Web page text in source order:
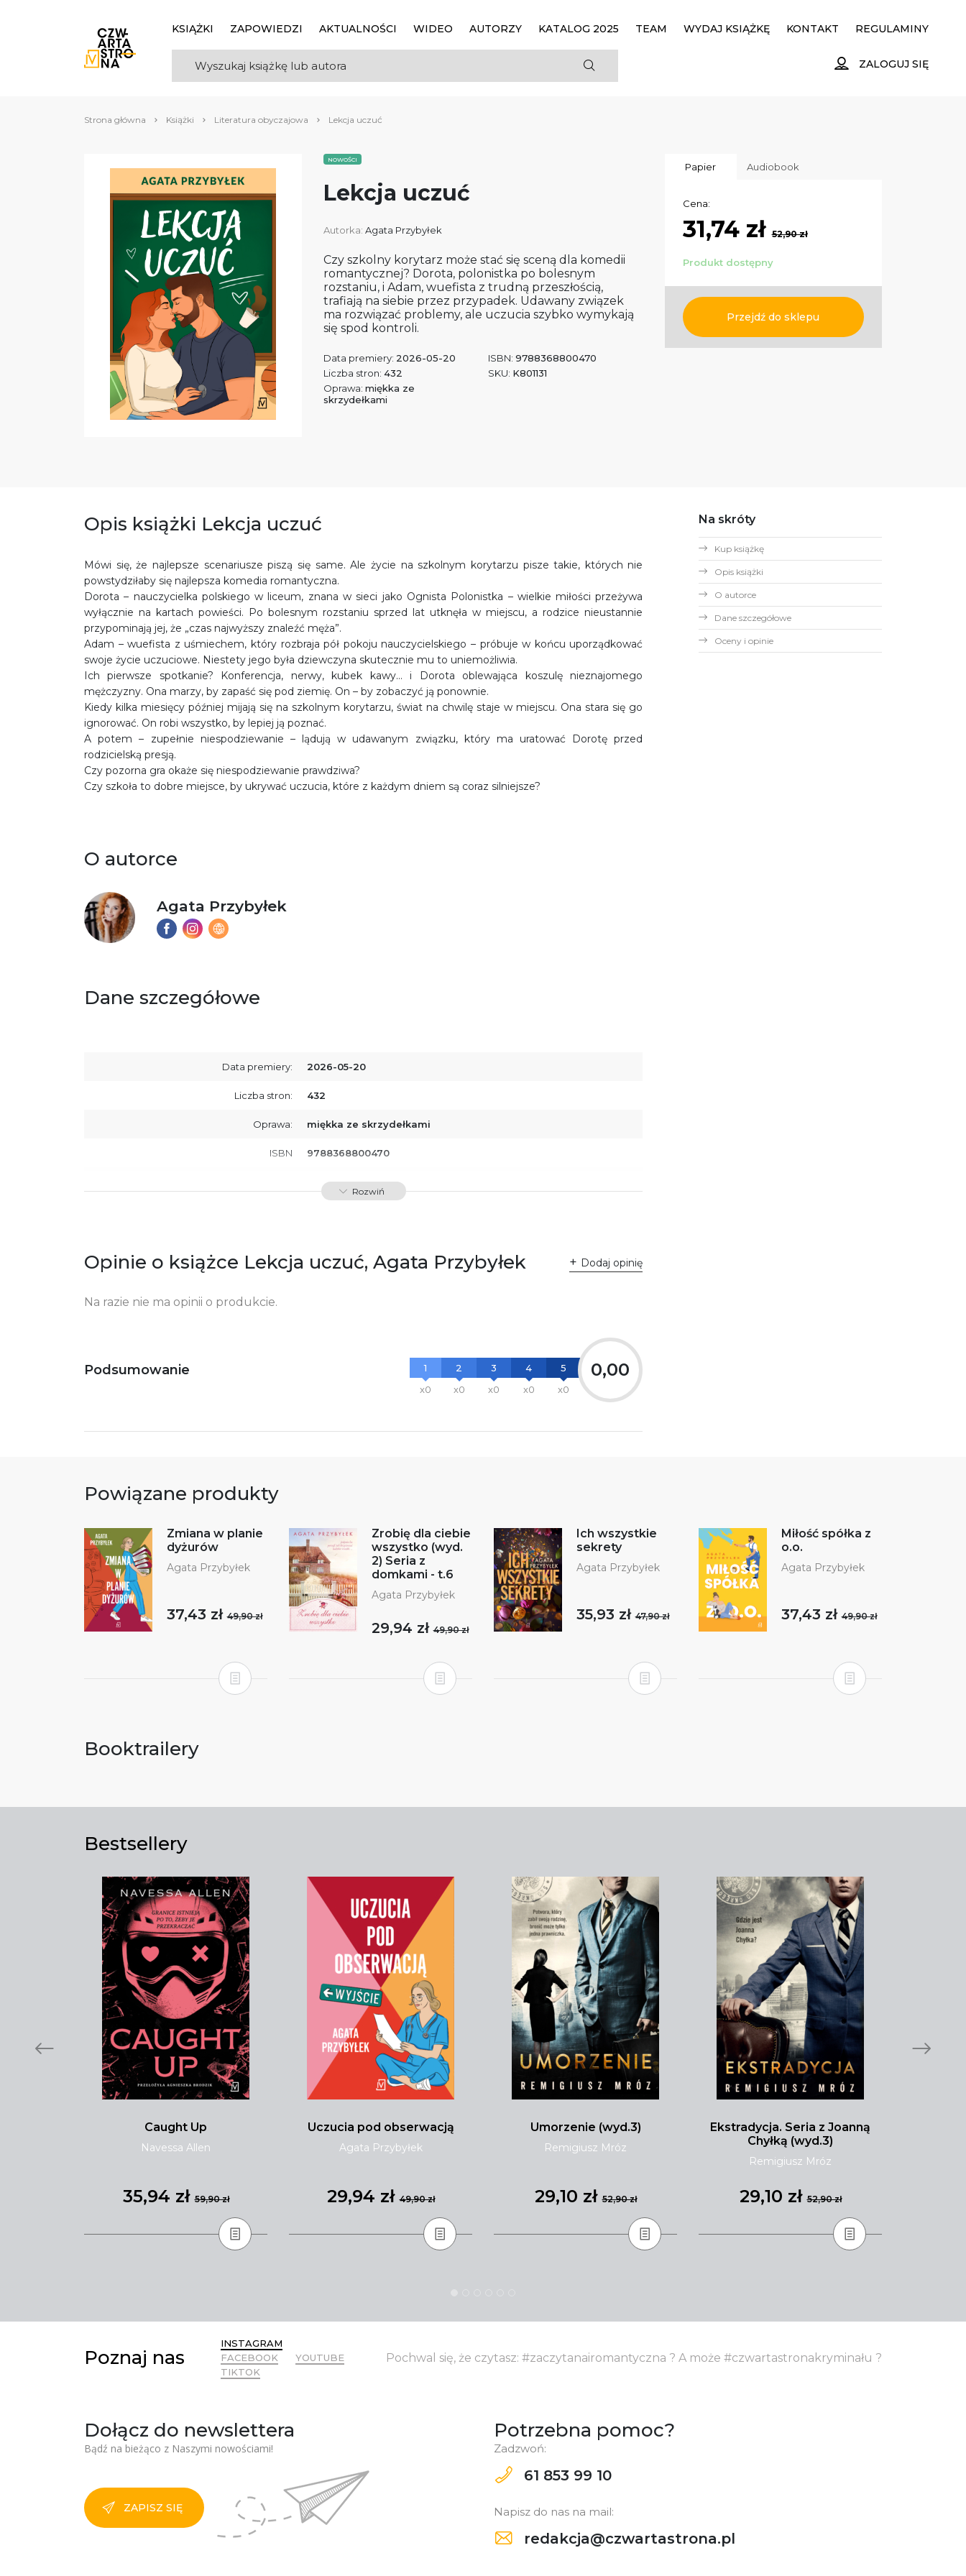
KSIĄŻKI ZAPOWIEDZI AKTUALNOŚCI WIDEO AUTORZY KATALOG 2025 TEAM WYDAJ KSIĄŻKĘ KONTAKT REGULAMINY
ZALOGUJ SIĘ
Strona główna Książki Literatura obyczajowa Lekcja uczuć
NOWOŚCI
Lekcja uczuć
Autorka: Agata Przybyłek
Czy szkolny korytarz może stać się sceną dla komedii
romantycznej? Dorota, polonistka po bolesnym
rozstaniu, i Adam, wuefista z trudną przeszłością,
trafiają na siebie przez przypadek. Udawany związek
ma rozwiązać problemy, ale uczucia szybko wymykają
się spod kontroli.
Data premiery: 2026-05-20
Liczba stron: 432
Oprawa: miękka ze
skrzydełkami
ISBN: 9788368800470
SKU: K801131
Papier Audiobook
Cena:
31,74 zł52,90 zł
Produkt dostępny
Przejdź do sklepu
Opis książki Lekcja uczuć
Mówi się, że najlepsze scenariusze piszą się same. Ale życie na szkolnym korytarzu pisze takie, których nie
powstydziłaby się najlepsza komedia romantyczna.
Dorota – nauczycielka polskiego w liceum, znana w sieci jako Ognista Polonistka – wielkie miłości przeżywa
wyłącznie na kartach powieści. Po bolesnym rozstaniu sprzed lat utknęła w miejscu, a rodzice nieustannie
przypominają jej, że „czas najwyższy znaleźć męża”.
Adam – wuefista z uśmiechem, który rozbraja pół pokoju nauczycielskiego – próbuje w końcu uporządkować
swoje życie uczuciowe. Niestety jego była dziewczyna skutecznie mu to uniemożliwia.
Ich pierwsze spotkanie? Konferencja, nerwy, kubek kawy… i Dorota oblewająca koszulę nieznajomego
mężczyzny. Ona marzy, by zapaść się pod ziemię. On – by zobaczyć ją ponownie.
Kiedy kilka miesięcy później mijają się na szkolnym korytarzu, świat na chwilę staje w miejscu. Ona stara się go
ignorować. On robi wszystko, by lepiej ją poznać.
A potem – zupełnie niespodziewanie – lądują w udawanym związku, który ma uratować Dorotę przed
rodzicielską presją.
Czy pozorna gra okaże się niespodziewanie prawdziwa?
Czy szkoła to dobre miejsce, by ukrywać uczucia, które z każdym dniem są coraz silniejsze?
O autorce
Agata Przybyłek
Dane szczegółowe
Data premiery: 2026-05-20
Liczba stron: 432
Oprawa: miękka ze skrzydełkami
ISBN 9788368800470
K801131
Rozwiń
Opinie o książce Lekcja uczuć, Agata Przybyłek Dodaj opinię
Na razie nie ma opinii o produkcie.
Podsumowanie
1
x0
2
x0
3
x0
4
x0
5
x0
0,00
Na skróty
Kup książkę
Opis książki
O autorce
Dane szczegółowe
Oceny i opinie
Powiązane produkty
Zmiana w planie
dyżurów
Agata Przybyłek
37,43 zł49,90 zł
Zrobię dla ciebie
wszystko (wyd.
2) Seria z
domkami - t.6
Agata Przybyłek
29,94 zł49,90 zł
Ich wszystkie
sekrety
Agata Przybyłek
35,93 zł47,90 zł
Miłość spółka z
o.o.
Agata Przybyłek
37,43 zł49,90 zł
Booktrailery
Bestsellery
Caught Up
Navessa Allen
35,94 zł59,90 zł
Uczucia pod obserwacją
Agata Przybyłek
29,94 zł49,90 zł
Umorzenie (wyd.3)
Remigiusz Mróz
29,10 zł52,90 zł
Ekstradycja. Seria z Joanną
Chyłką (wyd.3)
Remigiusz Mróz
29,10 zł52,90 zł
Poznaj nas
INSTAGRAM
FACEBOOK
YOUTUBE
TIKTOK
Pochwal się, że czytasz: #zaczytanairomantyczna ? A może #czwartastronakryminału ?
Dołącz do newslettera
Bądź na bieżąco z Naszymi nowościami!
ZAPISZ SIĘ
Potrzebna pomoc?
Zadzwoń:
61 853 99 10
Napisz do nas na mail:
redakcja@czwartastrona.pl